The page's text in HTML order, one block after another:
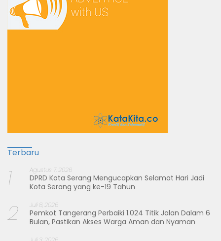
Terbaru
1 Agustus 7, 2026
DPRD Kota Serang Mengucapkan Selamat Hari Jadi
Kota Serang yang ke-19 Tahun
2 Juli 8, 2026
Pemkot Tangerang Perbaiki 1.024 Titik Jalan Dalam 6
Bulan, Pastikan Akses Warga Aman dan Nyaman